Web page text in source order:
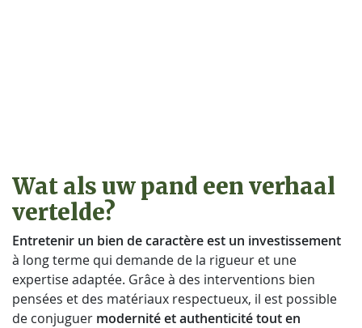
Wat als uw pand een verhaal
vertelde?
Entretenir un bien de caractère est un investissement
à long terme qui demande de la rigueur et une
expertise adaptée. Grâce à des interventions bien
pensées et des matériaux respectueux, il est possible
de conjuguer modernité et authenticité tout en